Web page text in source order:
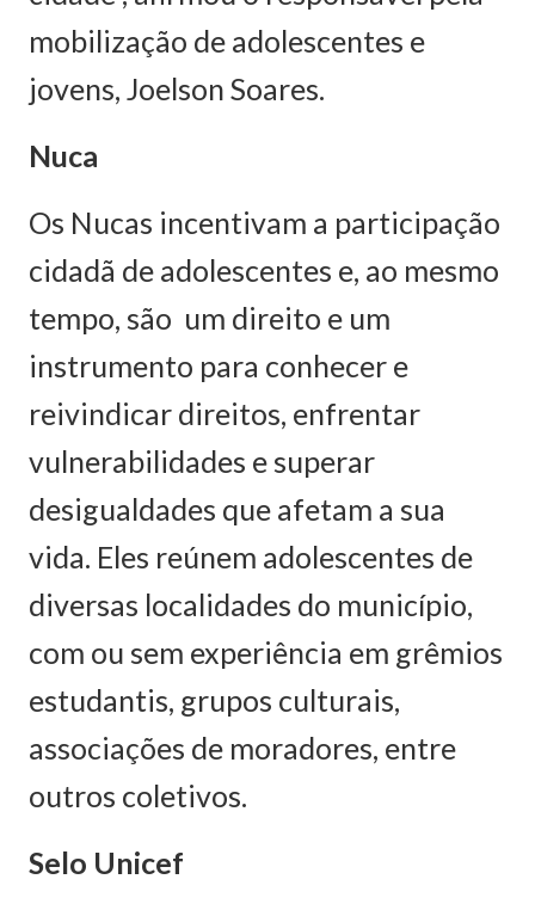
mobilização de adolescentes e
jovens, Joelson Soares.
Nuca
Os Nucas incentivam a participação
cidadã de adolescentes e, ao mesmo
tempo, são um direito e um
instrumento para conhecer e
reivindicar direitos, enfrentar
vulnerabilidades e superar
desigualdades que afetam a sua
vida. Eles reúnem adolescentes de
diversas localidades do município,
com ou sem experiência em grêmios
estudantis, grupos culturais,
associações de moradores, entre
outros coletivos.
Selo Unicef